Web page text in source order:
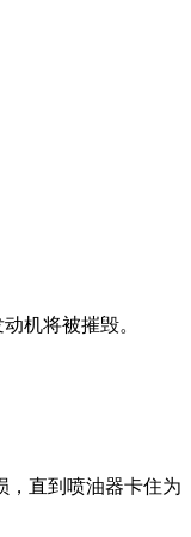
机将被摧毁。
，直到喷油器卡住为